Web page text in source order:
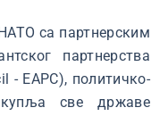
са партнерским
партнерства
- EAPC), политичко-
све државе